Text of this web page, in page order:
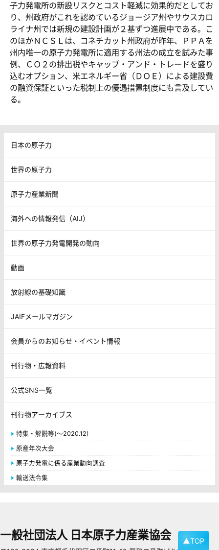
子力発電所の新設リスクとコスト軽減に効果的だとしてお
り、州政府がこれを認めているジョージア州やサウスカロ
ライナ州では新規の建設計画が２基ずつ進展中である。こ
のほかＮＣＳＬは、コネチカット州政府が昨年、ＰＰＡを
州内唯一の原子力発電所に適用する州法の成立を試みた事
例、ＣＯ２の排出税やキャップ・アンド・トレードを盛り
込むオプション、米エネルギー省（ＤＯＥ）による建設費
の融資保証といった税制上の優遇措置制度にも言及してい
る。
日本の原子力
世界の原子力
原子力産業新聞
海外への情報発信（AIJ）
世界の原子力発電開発の動向
動画
放射線の基礎知識
JAIFメールマガジン
会員からのお知らせ・イベント情報
刊行物・広報資料
公式SNS一覧
刊行物アーカイブス
特集・解説等(～2020.12)
原産年次大会
原子力発電に係る産業動向調査
輸送法令集
▲TOP
一般社団法人 日本原子力産業協会